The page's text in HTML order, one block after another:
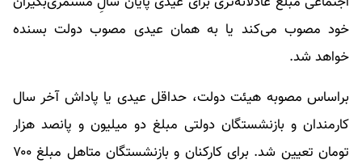
خود مصوب می‌کند یا به همان عیدی مصوب دولت بسنده
خواهد شد.
براساس مصوبه هیئت دولت، حداقل عیدی یا پاداش آخر سال
کارمندان و بازنشستگان دولتی مبلغ دو میلیون و پانصد هزار
تومان تعیین شد. برای کارکنان و بازنشستگان متاهل مبلغ ۷۰۰